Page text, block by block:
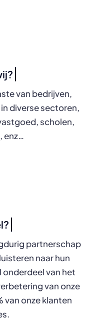
van bedrijven,
diverse sectoren,
scholen,
enz…
partnerschap
naar hun
van het
van onze
van onze klanten